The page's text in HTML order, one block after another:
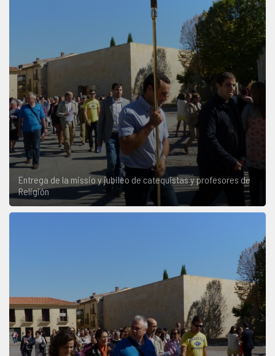
Entrega de la missio y jubileo de catequistas y profesores de
Religión